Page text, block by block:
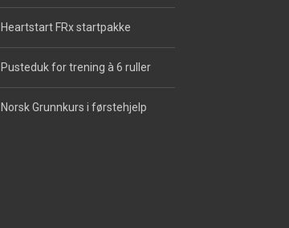
Heartstart FRx startpakke
Pusteduk for trening à 6 ruller
Norsk Grunnkurs i førstehjelp